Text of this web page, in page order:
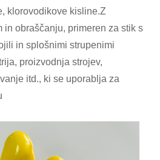
klorovodikove kisline.Z
in obraščanju, primeren za stik s
in splošnimi strupenimi
proizvodnja strojev,
itd., ki se uporablja za